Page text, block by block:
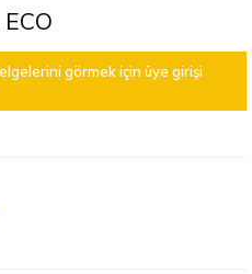
görmek için üye girişi